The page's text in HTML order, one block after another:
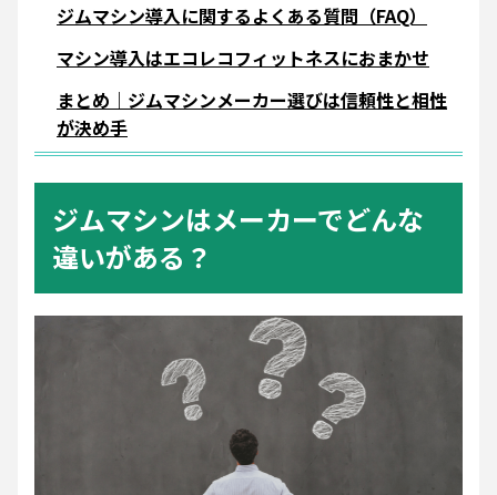
ジムマシン導入に関するよくある質問（FAQ）
マシン導入はエコレコフィットネスにおまかせ
まとめ｜ジムマシンメーカー選びは信頼性と相性
が決め手
ジムマシンはメーカーでどんな
違いがある？